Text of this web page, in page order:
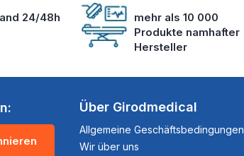
24/48h
mehr als 10 000
Produkte namhafter
Hersteller
Über Girodmedical
Allgemeine Geschäftsbedingungen
Wir über uns